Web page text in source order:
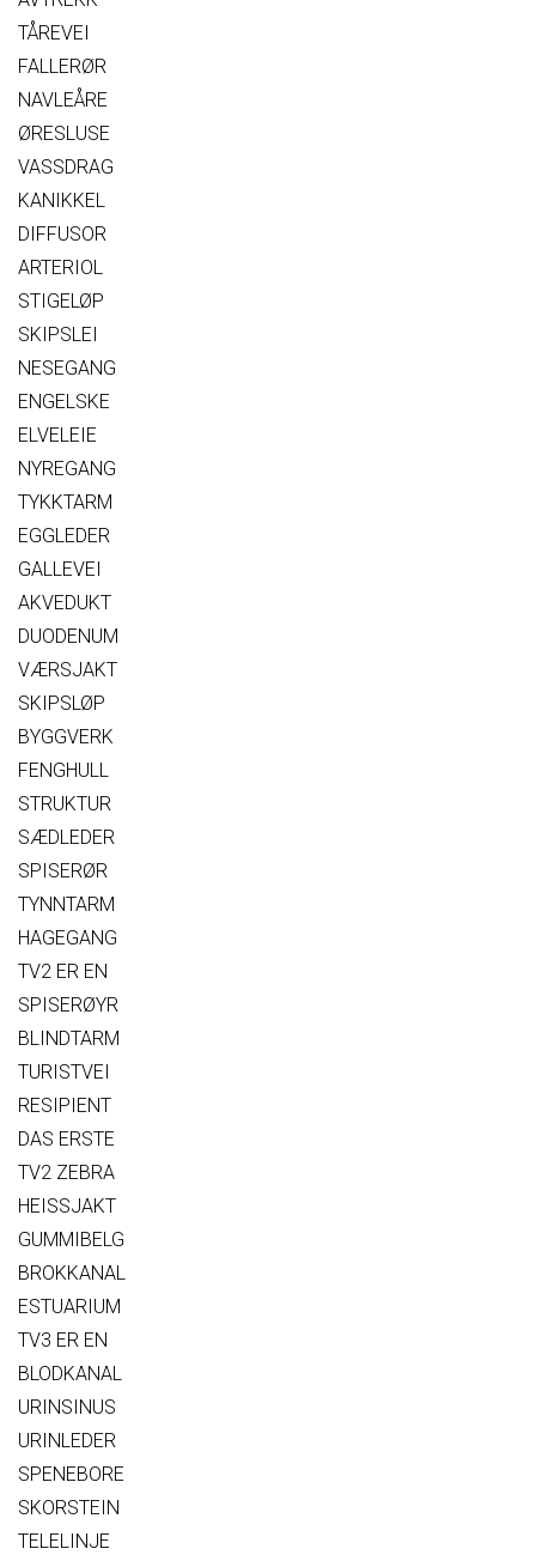
TÅREVEI
FALLERØR
NAVLEÅRE
ØRESLUSE
VASSDRAG
KANIKKEL
DIFFUSOR
ARTERIOL
STIGELØP
SKIPSLEI
NESEGANG
ENGELSKE
ELVELEIE
NYREGANG
TYKKTARM
EGGLEDER
GALLEVEI
AKVEDUKT
DUODENUM
VÆRSJAKT
SKIPSLØP
BYGGVERK
FENGHULL
STRUKTUR
SÆDLEDER
SPISERØR
TYNNTARM
HAGEGANG
TV2 ER EN
SPISERØYR
BLINDTARM
TURISTVEI
RESIPIENT
DAS ERSTE
TV2 ZEBRA
HEISSJAKT
GUMMIBELG
BROKKANAL
ESTUARIUM
TV3 ER EN
BLODKANAL
URINSINUS
URINLEDER
SPENEBORE
SKORSTEIN
TELELINJE